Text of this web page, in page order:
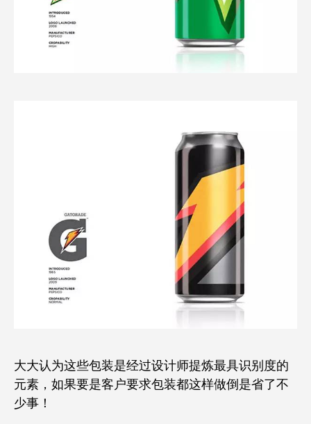
大大认为这些包装是经过设计师提炼最具识别度的
元素，如果要是客户要求包装都这样做倒是省了不
少事！